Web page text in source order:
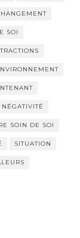
SOI
NÉGATIVITÉ
SOIN DE SOI
SITUATION